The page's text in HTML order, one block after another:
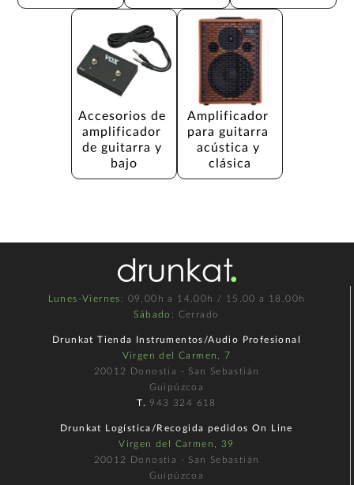
Accesorios de
amplificador
de guitarra y
bajo
Amplificador
para guitarra
acústica y
clásica
Lunes-Viernes : 09.00h a 14.00h / 15.00 a 18.00h
Sábado : Cerrado
Drunkat Tienda Instrumentos/Audio Profesional
Virgen del Carmen, 7
20012 Donostia - San Sebastián
Guipúzcoa
T. 943 324 618
Drunkat Logística/Recogida pedidos On Line
Virgen del Carmen, 39
20012 Donostia - San Sebastián
Guipúzcoa